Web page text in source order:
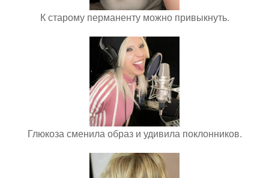
К старому перманенту можно привыкнуть.
Глюкоза сменила образ и удивила поклонников.